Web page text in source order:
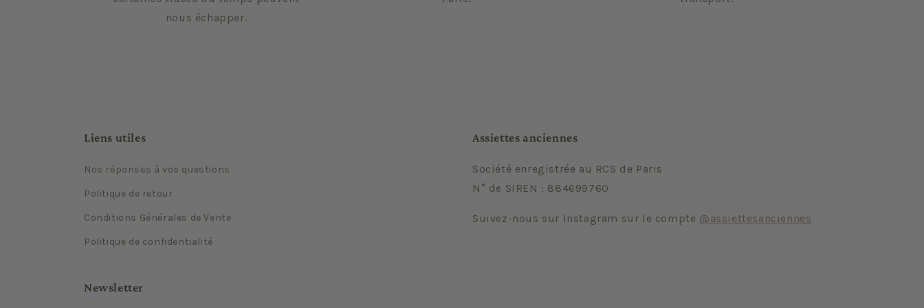
nous échapper.
Liens utiles
Nos réponses à vos questions
Politique de retour
Conditions Générales de Vente
Politique de confidentialité
Assiettes anciennes
Société enregistrée au RCS de Paris
N° de SIREN : 884699760
Suivez-nous sur Instagram sur le compte @assiettesanciennes
Newsletter